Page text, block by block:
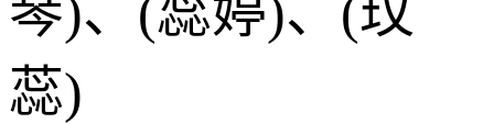
琴)、(蕊婷)、(玟
蕊)